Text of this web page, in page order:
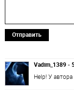
Отправить
Vadim_1389 -
Help! У